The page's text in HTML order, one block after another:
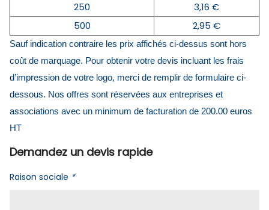
250
3,16 €
500
2,95 €
Sauf indication contraire les prix affichés ci-dessus sont hors
coût de marquage. Pour obtenir votre devis incluant les frais
d’impression de votre logo, merci de remplir de formulaire ci-
dessous. Nos offres sont réservées aux entreprises et
associations avec un minimum de facturation de 200.00 euros
HT
Demandez un devis rapide
Raison sociale *